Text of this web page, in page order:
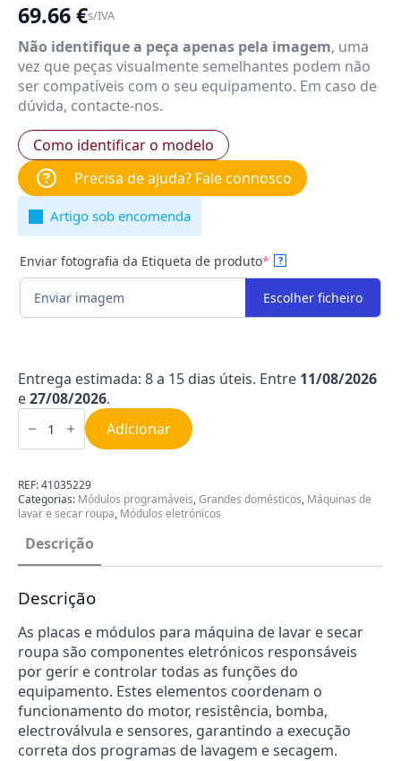
69.66€s/IVA
Não identifique a peça apenas pela imagem, uma
vez que peças visualmente semelhantes podem não
ser compatíveis com o seu equipamento. Em caso de
dúvida, contacte-nos.
Como identificar o modelo
Precisa de ajuda? Fale connosco
Artigo sob encomenda
Enviar fotografia da Etiqueta de produto* ?
Enviar imagem Escolher ficheiro
Entrega estimada: 8 a 15 dias úteis. Entre 11/08/2026
e27/08/2026.
Quantidade
de
de
de
Lavar
Roupa
Candy
41035229
Adicionar
REF:41035229
Categorias: Módulos programáveis,Grandes domésticos, Máquinas de
lavar e secar roupa, Módulos eletrónicos
Descrição
Descrição
As placas e módulos para máquina de lavar e secar
roupa são componentes eletrónicos responsáveis
por gerir e controlar todas as funções do
equipamento. Estes elementos coordenam o
funcionamento do motor, resistência, bomba,
electroválvula e sensores, garantindo a execução
correta dos programas de lavagem e secagem.